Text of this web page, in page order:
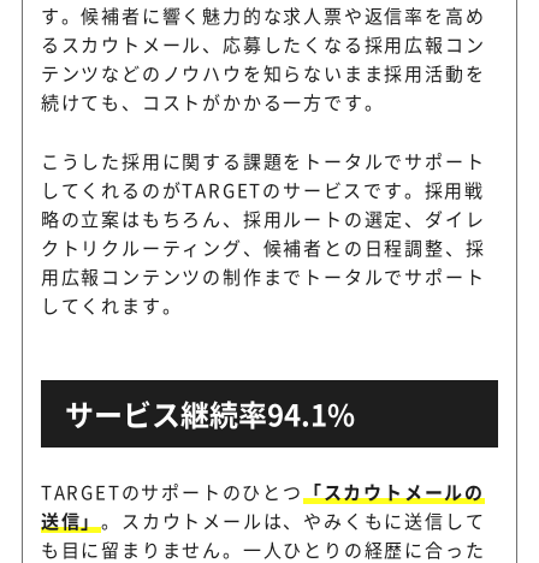
す。候補者に響く魅力的な求人票や返信率を高め
るスカウトメール、応募したくなる採用広報コン
テンツなどのノウハウを知らないまま採用活動を
続けても、コストがかかる一方です。
こうした採用に関する課題をトータルでサポート
してくれるのがTARGETのサービスです。採用戦
略の立案はもちろん、採用ルートの選定、ダイレ
クトリクルーティング、候補者との日程調整、採
用広報コンテンツの制作までトータルでサポート
してくれます。
サービス継続率94.1%
TARGETのサポートのひとつ 「スカウトメールの
送信」。スカウトメールは、やみくもに送信して
も目に留まりません。一人ひとりの経歴に合った